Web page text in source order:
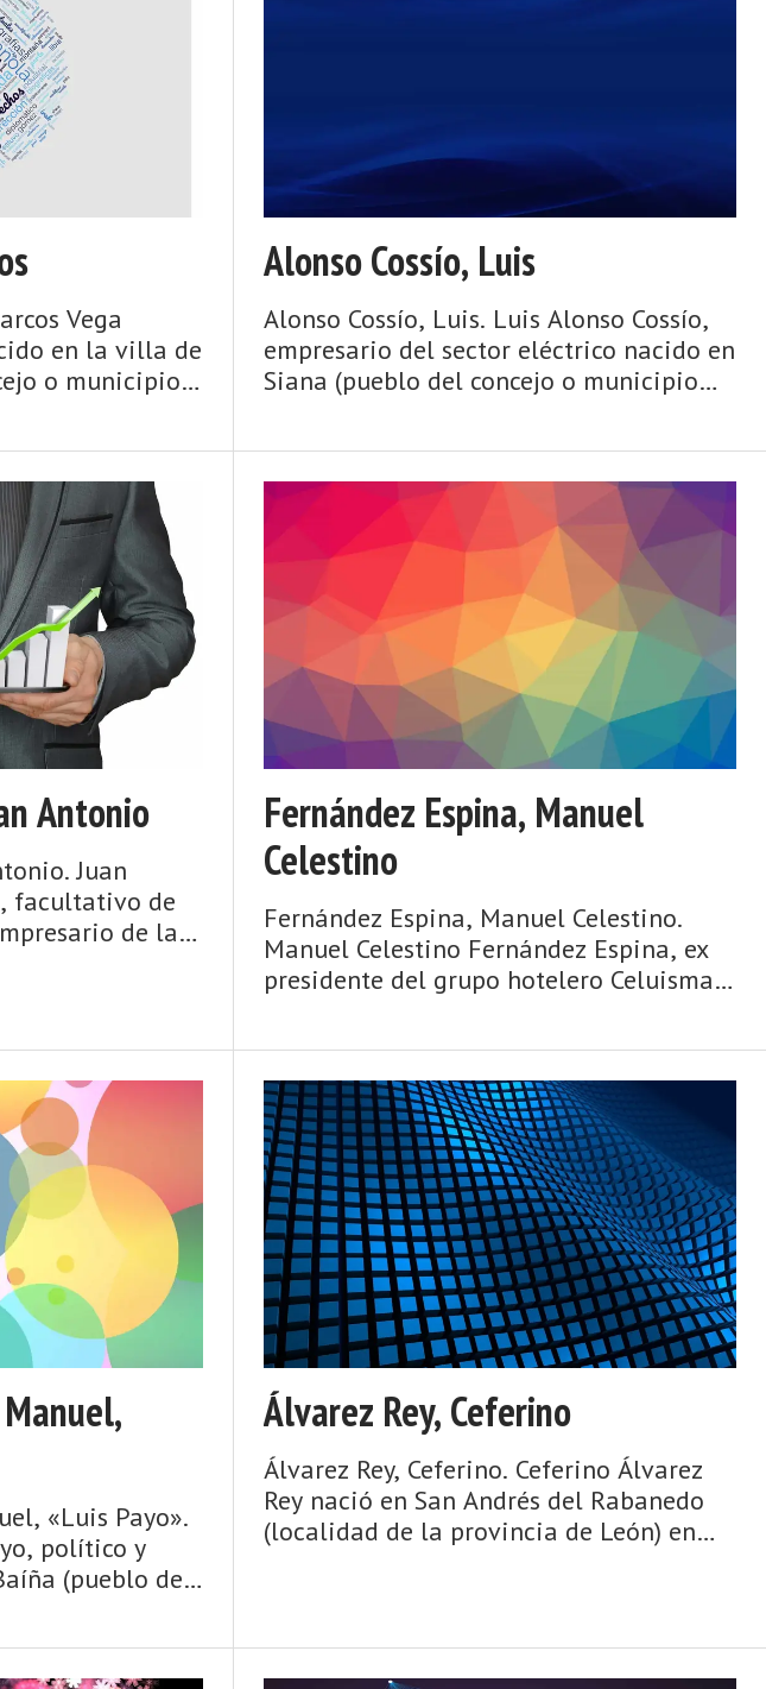
Vega
en la villa de
o municipio
Alonso Cossío, Luis
Alonso Cossío, Luis. Luis Alonso Cossío,
empresario del sector eléctrico nacido en
Siana (pueblo del concejo o municipio
emprendedores mierenses más
reputados, que sobresalió por la
familiarida ...
Antonio
Juan
facultativo de
de la
Fernández Espina, Manuel
Celestino
Fernández Espina, Manuel Celestino.
Manuel Celestino Fernández Espina, ex
presidente del grupo hotelero Celuisma
(Asturias). Hijo de un fogonero, este
destacado empresario emigró de joven a
Colomb ...
«Luis Payo».
político y
(pueblo del
militante del
...
Álvarez Rey, Ceferino
Álvarez Rey, Ceferino. Ceferino Álvarez
Rey nació en San Andrés del Rabanedo
(localidad de la provincia de León) en